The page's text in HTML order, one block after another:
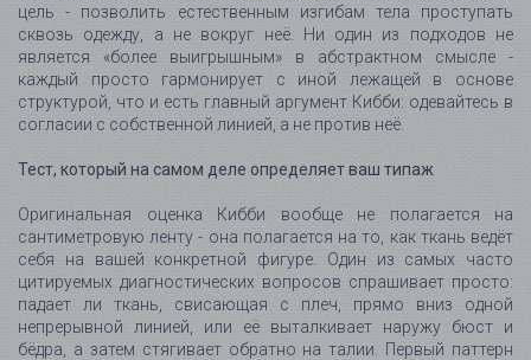
цель - позволить естественным изгибам тела проступать
сквозь одежду, а не вокруг неё. Ни один из подходов не
является «более выигрышным» в абстрактном смысле -
каждый просто гармонирует с иной лежащей в основе
структурой, что и есть главный аргумент Кибби: одевайтесь в
согласии с собственной линией, а не против неё.
Тест, который на самом деле определяет ваш типаж
Оригинальная оценка Кибби вообще не полагается на
сантиметровую ленту - она полагается на то, как ткань ведёт
себя на вашей конкретной фигуре. Один из самых часто
цитируемых диагностических вопросов спрашивает просто:
падает ли ткань, свисающая с плеч, прямо вниз одной
непрерывной линией, или её выталкивает наружу бюст и
бёдра, а затем стягивает обратно на талии. Первый паттерн